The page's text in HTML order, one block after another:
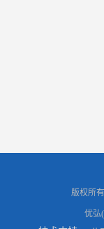
版权所
优弘